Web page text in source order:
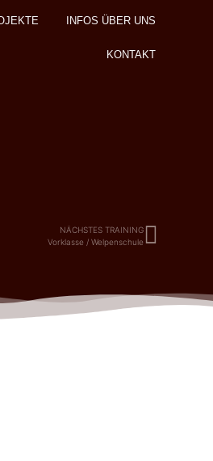
INFOS ÜBER UNS
KONTAKT
NÄCHSTES TRAINING
Vorklasse / Welpenschule